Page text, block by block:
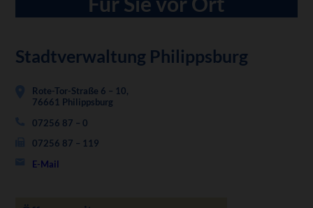
Stadtverwaltung Philippsburg
Rote-Tor-Straße 6 – 10,
76661 Philippsburg
07256 87 – 0
07256 87 – 119
E-Mail